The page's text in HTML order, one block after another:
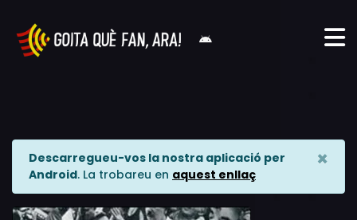
Descarregueu-vos la nostra aplicació per
Android. La trobareu en aquest enllaç
×